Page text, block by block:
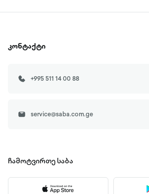
კონტაქტი
+995 511 14 00 88
service@saba.com.ge
ჩამოტვირთე საბა